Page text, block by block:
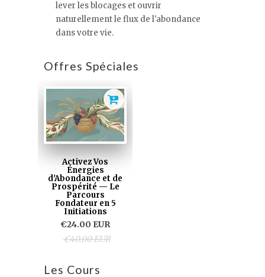
lever les blocages et ouvrir
naturellement le flux de l'abondance
dans votre vie.
Offres Spéciales
Activez Vos
Énergies
d'Abondance et de
Prospérité — Le
Parcours
Fondateur en 5
Initiations
€24.00 EUR
€40.00 EUR
Les Cours